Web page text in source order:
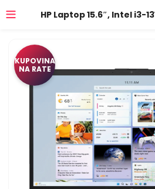
KUPOVINA
NA RATE